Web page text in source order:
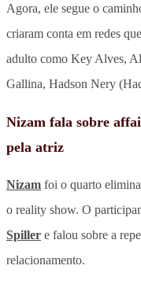
Agora, ele segue o
criaram conta em redes
adulto como Key Alves,
Gallina, Hadson Nery
Nizam fala sobre
pela atriz
Nizam foi o quarto
o reality show. O
Spiller e falou sobre a
relacionamento.